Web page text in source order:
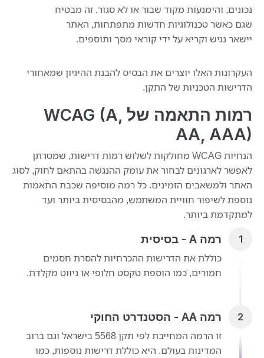
נכונים, והימנעות מקוד שבור או לא סגור. זה מבטיח
שגם כאשר טכנולוגיות חדשות מתפתחות, האתר
יישאר נגיש וקריא על ידי קוראי מסך ותוספים.
העקרונות האלו יוצרים את הבסיס להבנת ההיגיון שמאחורי
הדרישות הטכניות של התקן.
רמות התאמה של WCAG (A,
AA, AAA)
הנחיות WCAG מחולקות לשלוש רמות דרישות, שמטרתן
לאפשר לארגונים לבחור את עומק ההנגשה בהתאם לחוק, לסוג
האתר ולמשאבים הזמינים. כל רמה מוסיפה שכבת התאמות
נוספת לשיפור חוויית המשתמש, מהבסיסית ביותר ועד
למתקדמת ביותר.
רמה A - בסיסית
כוללת את הדרישות ההכרחיות להסרת חסמים
חמורים, כמו הוספת טקסט חלופי או ניווט מקלדת.
רמה AA - הסטנדרט החוקי
זו הרמה המחייבת לפי תקן 5568 בישראל וגם ברוב
המדינות בעולם. היא כוללת דרישות נוספות, כמו